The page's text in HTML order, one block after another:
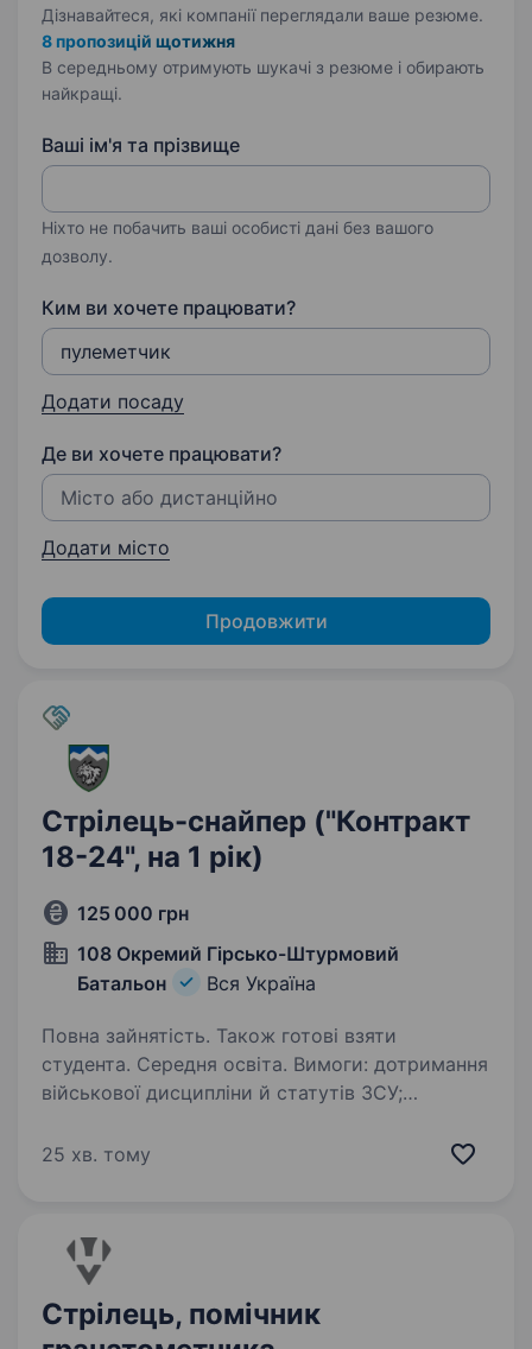
Дізнавайтеся, які компанії переглядали ваше резюме.
8 пропозицій щотижня
В середньому отримують шукачі з резюме і обирають
найкращі.
Ваші ім'я та прізвище
Ніхто не побачить ваші особисті дані без вашого
дозволу.
Ким ви хочете працювати?
Додати посаду
Де ви хочете працювати?
Додати місто
Продовжити
Стрілець-снайпер ("Контракт
18-24", на 1 рік)
125 000 грн
108 Окремий Гірсько-Штурмовий
Батальон
Вся Україна
Повна зайнятість. Також готові взяти
студента. Середня освіта. Вимоги: дотримання
військової дисципліни й статутів ЗСУ;
вік 18−24 роки; бажання навчатись і
25 хв. тому
Стрілець, помічник